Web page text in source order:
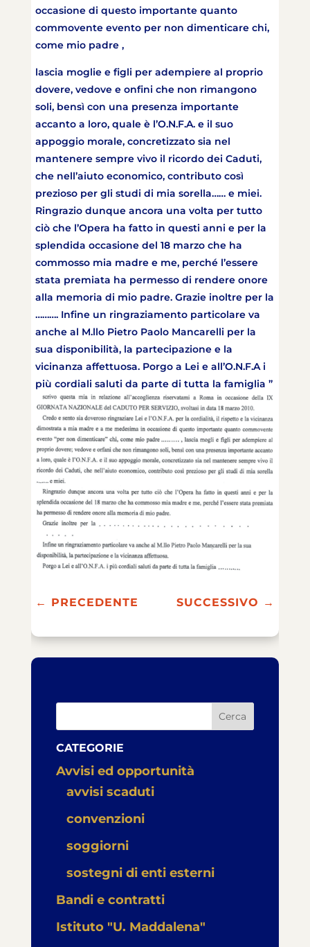
occasione di questo importante quanto
commovente evento per non dimenticare chi,
come mio padre ,
lascia moglie e figli per adempiere al proprio
dovere, vedove e onfini che non rimangono
soli, bensì con una presenza importante
accanto a loro, quale è l’O.N.F.A. e il suo
appoggio morale, concretizzato sia nel
mantenere sempre vivo il ricordo dei Caduti,
che nell’aiuto economico, contributo così
prezioso per gli studi di mia sorella…… e miei.
Ringrazio dunque ancora una volta per tutto
ciò che l’Opera ha fatto in questi anni e per la
splendida occasione del 18 marzo che ha
commosso mia madre e me, perché l’essere
stata premiata ha permesso di rendere onore
alla memoria di mio padre. Grazie inoltre per la
………. Infine un ringraziamento particolare va
anche al M.llo Pietro Paolo Mancarelli per la
sua disponibilità, la partecipazione e la
vicinanza affettuosa. Porgo a Lei e all’O.N.F.A i
più cordiali saluti da parte di tutta la famiglia ”
← PRECEDENTE SUCCESSIVO →
Cerca
CATEGORIE
Avvisi ed opportunità
avvisi scaduti
convenzioni
soggiorni
sostegni di enti esterni
Bandi e contratti
Istituto "U. Maddalena"